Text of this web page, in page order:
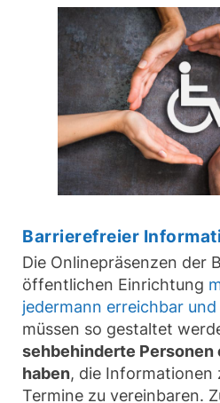
Barrierefreier
Die Onlinepräsenzen der
öffentlichen Einrichtung
jedermann erreichbar
müssen so gestaltet
sehbehinderte
haben, die Informationen
Termine zu vereinbaren.